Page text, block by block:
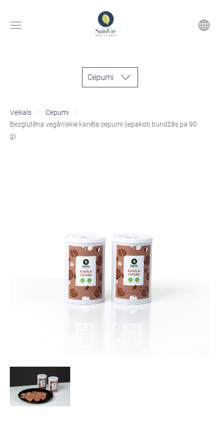
Cepumi
Veikals
Cepumi
Bezglutēna vegāniskie kanēļa cepumi (iepakoti bundžās pa 90
g)